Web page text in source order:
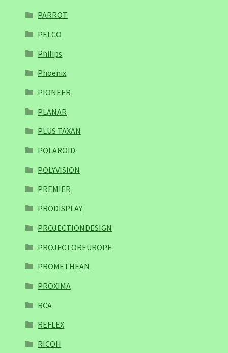
PARROT
PELCO
Philips
Phoenix
PIONEER
PLANAR
PLUS TAXAN
POLAROID
POLYVISION
PREMIER
PRODISPLAY
PROJECTIONDESIGN
PROJECTOREUROPE
PROMETHEAN
PROXIMA
RCA
REFLEX
RICOH